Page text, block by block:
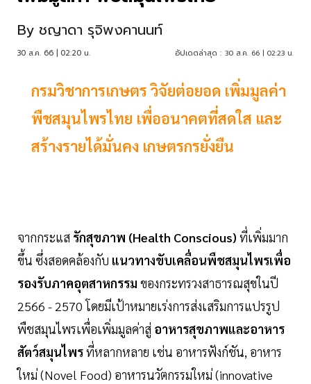
By ชญาดา รุจิพงคานนท์
30 ส.ค. 66 | 02:20 น. อัปเดตล่าสุด : 30 ส.ค. 66 | 02:23 น.
กรมวิชาการเกษตร วิจัยต่อยอด เพิ่มมูลค่า
พืชสมุนไพรไทย เพื่ออนาคตที่สดใส และ
สร้างรายได้มั่นคง เกษตรกรยั่งยืน
จากกระแส รักสุขภาพ (Health Conscious) ที่เพิ่มมาก
ขึ้น ซึ่งสอดคล้องกับ แนวทางขับเคลื่อนพืชสมุนไพรเพื่อ
รองรับภาคอุตสาหกรรม ของกระทรวงสาธารณสุขในปี
2566 - 2570 โดยมีเป้าหมายเร่งการส่งเสริมการแปรรูป
พืชสมุนไพรเพื่อเพิ่มมูลค่าสู่ อาหารสุขภาพและอาหาร
สัตว์สมุนไพรที่หลากหลาย เช่น อาหารฟังก์ชัน, อาหาร
ใหม่ (Novel Food) อาหารนวัตกรรมใหม่ (innovative